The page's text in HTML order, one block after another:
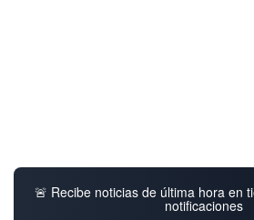
🚨 Recibe noticias de última hora en
notificaciones